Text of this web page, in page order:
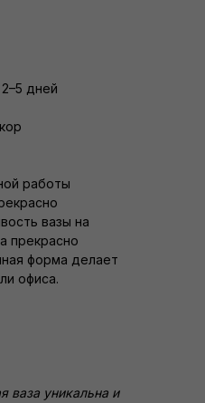
дней
работы
вазы на
прекрасно
форма делает
офиса.
ваза уникальна и